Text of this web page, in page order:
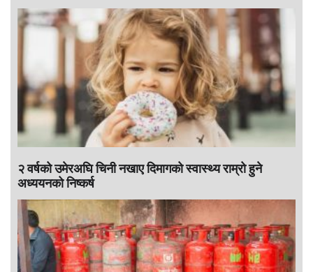
२ वर्षको उमेरअघि चिनी नखाए दिमागको स्वास्थ्य राम्रो हुने
अध्ययनको निष्कर्ष